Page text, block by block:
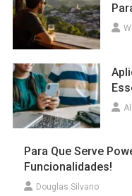
Para Que Serve
Funcionalidades!
Douglas Silvano